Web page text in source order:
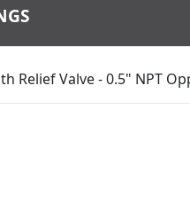
Relief Valve - 0.5" NPT